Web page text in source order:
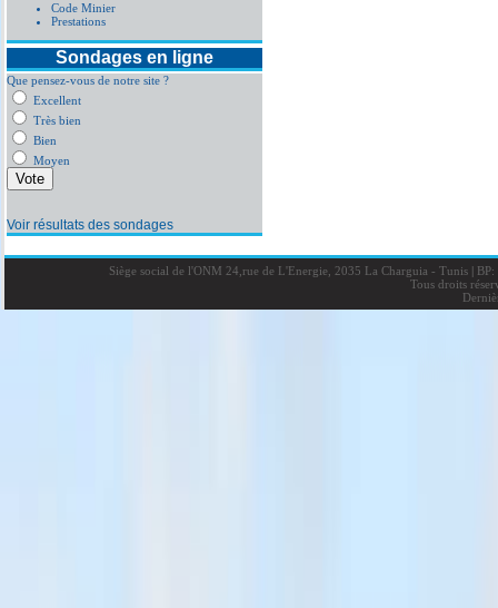
Code Minier
Prestations
Sondages en ligne
Que pensez-vous de notre site ?
Excellent
Très bien
Bien
Moyen
Voir résultats des sondages
Siège social de l'ONM 24,rue de L'Energie, 2035 La Charguia - Tunis |BP:
Tous droits